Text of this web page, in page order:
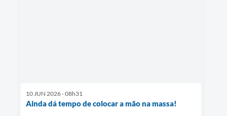
10 JUN 2026 - 08h31
Ainda dá tempo de colocar a mão na massa!